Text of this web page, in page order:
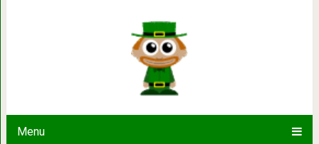
Menu
10 вещей, которые произойдут с